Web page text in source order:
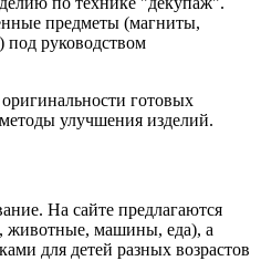
предметы (магниты,
под руководством
готовых
улучшения изделий.
На сайте предлагаются
животные, машины, еда), а
для детей разных возрастов